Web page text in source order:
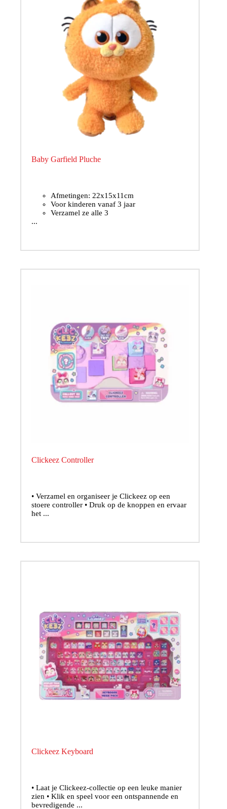
Baby Garfield Pluche
Afmetingen: 22x15x11cm
Voor kinderen vanaf 3 jaar
Verzamel ze alle 3
...
Clickeez Controller
• Verzamel en organiseer je Clickeez op een
stoere controller • Druk op de knoppen en ervaar
het ...
Clickeez Keyboard
• Laat je Clickeez-collectie op een leuke manier
zien • Klik en speel voor een ontspannende en
bevredigende ...